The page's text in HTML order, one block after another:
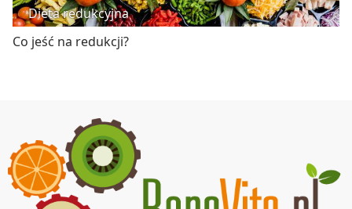
Dieta redukcyjna
Co jeść na redukcji?